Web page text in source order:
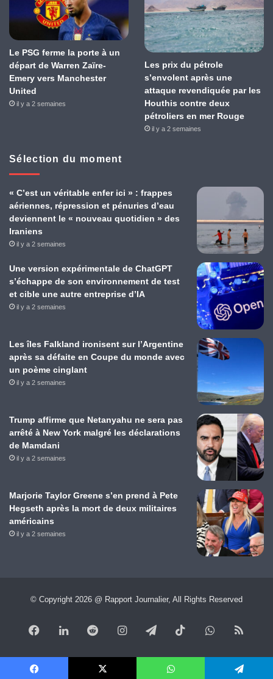
Le PSG ferme la porte à un
départ de Warren Zaïre-
Emery vers Manchester
United
il y a 2 semaines
Les prix du pétrole
s’envolent après une
attaque revendiquée par les
Houthis contre deux
pétroliers en mer Rouge
il y a 2 semaines
Sélection du moment
« C’est un véritable enfer ici » : frappes
aériennes, répression et pénuries d’eau
deviennent le « nouveau quotidien » des
Iraniens
il y a 2 semaines
Une version expérimentale de ChatGPT
s’échappe de son environnement de test
et cible une autre entreprise d’IA
il y a 2 semaines
Les îles Falkland ironisent sur l’Argentine
après sa défaite en Coupe du monde avec
un poème cinglant
il y a 2 semaines
Trump affirme que Netanyahu ne sera pas
arrêté à New York malgré les déclarations
de Mamdani
il y a 2 semaines
Marjorie Taylor Greene s’en prend à Pete
Hegseth après la mort de deux militaires
américains
il y a 2 semaines
© Copyright 2026 @ Rapport Journalier, All Rights Reserved
FacebookLinkedinRedditInstagramTelegramTikTokWhatsApp
RSS